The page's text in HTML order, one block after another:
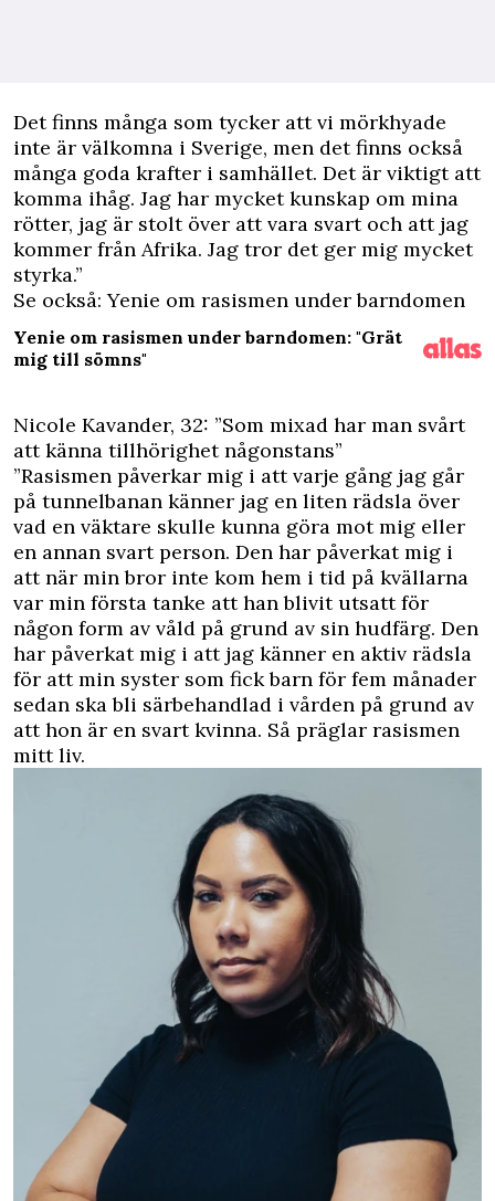
Det finns många som tycker att vi mörkhyade
inte är välkomna i Sverige, men det finns också
många goda krafter i samhället. Det är viktigt att
komma ihåg. Jag har mycket kunskap om mina
rötter, jag är stolt över att vara svart och att jag
kommer från Afrika. Jag tror det ger mig mycket
styrka.”
Se också: Yenie om rasismen under barndomen
Yenie om rasismen under barndomen: "Grät
mig till sömns"
Nicole Kavander, 32: ”Som mixad har man svårt
att känna tillhörighet någonstans”
”Rasismen påverkar mig i att varje gång jag går
på tunnelbanan känner jag en liten rädsla över
vad en väktare skulle kunna göra mot mig eller
en annan svart person. Den har påverkat mig i
att när min bror inte kom hem i tid på kvällarna
var min första tanke att han blivit utsatt för
någon form av våld på grund av sin hudfärg. Den
har påverkat mig i att jag känner en aktiv rädsla
för att min syster som fick barn för fem månader
sedan ska bli särbehandlad i vården på grund av
att hon är en svart kvinna. Så präglar rasismen
mitt liv.